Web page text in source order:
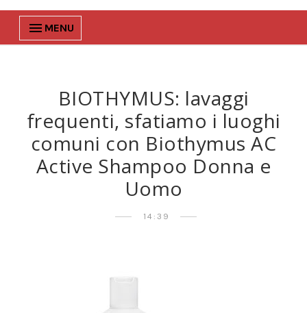
MENU
BIOTHYMUS: lavaggi
frequenti, sfatiamo i luoghi
comuni con Biothymus AC
Active Shampoo Donna e
Uomo
14:39